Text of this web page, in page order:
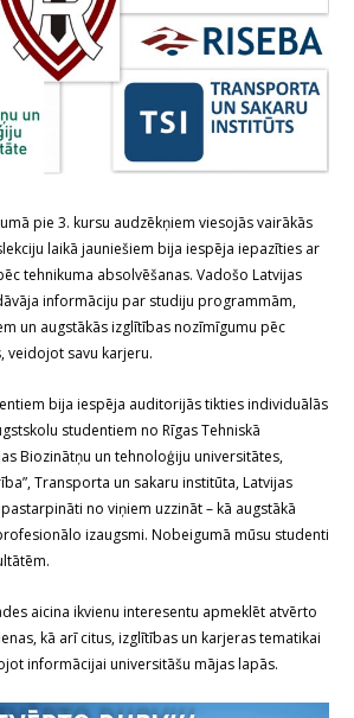
pie 3. kursu audzēkņiem viesojās vairākās
laikā jauniešiem bija iespēja iepazīties ar
tehnikuma absolvēšanas. Vadošo Latvijas
informāciju par studiju programmām,
un augstākās izglītības nozīmīgumu pēc
veidojot savu karjeru.
bija iespēja auditorijās tikties individuālās
studentiem no Rīgas Tehniskā
Biozinātņu un tehnoloģiju universitātes,
Transporta un sakaru institūta, Latvijas
no viņiem uzzināt – kā augstākā
izaugsmi. Nobeigumā mūsu studenti
aicina ikvienu interesentu apmeklēt atvērto
kā arī citus, izglītības un karjeras tematikai
informācijai universitāšu mājas lapās.